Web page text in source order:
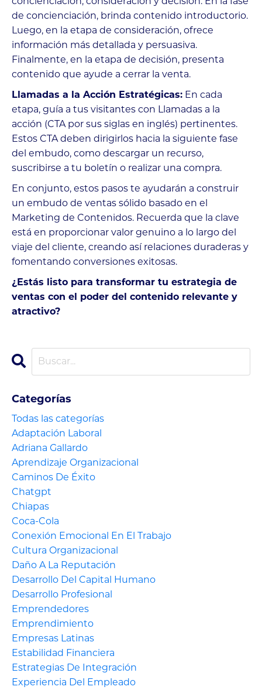
de concienciación, brinda contenido introductorio.
Luego, en la etapa de consideración, ofrece
información más detallada y persuasiva.
Finalmente, en la etapa de decisión, presenta
contenido que ayude a cerrar la venta.
Llamadas a la Acción Estratégicas: En cada
etapa, guía a tus visitantes con Llamadas a la
acción (CTA por sus siglas en inglés) pertinentes.
Estos CTA deben dirigirlos hacia la siguiente fase
del embudo, como descargar un recurso,
suscribirse a tu boletín o realizar una compra.
En conjunto, estos pasos te ayudarán a construir
un embudo de ventas sólido basado en el
Marketing de Contenidos. Recuerda que la clave
está en proporcionar valor genuino a lo largo del
viaje del cliente, creando así relaciones duraderas y
fomentando conversiones exitosas.
¿Estás listo para transformar tu estrategia de
ventas con el poder del contenido relevante y
atractivo?
Categorías
Todas las categorías
Adaptación Laboral
Adriana Gallardo
Aprendizaje Organizacional
Caminos De Éxito
Chatgpt
Chiapas
Coca-Cola
Conexión Emocional En El Trabajo
Cultura Organizacional
Daño A La Reputación
Desarrollo Del Capital Humano
Desarrollo Profesional
Emprendedores
Emprendimiento
Empresas Latinas
Estabilidad Financiera
Estrategias De Integración
Experiencia Del Empleado